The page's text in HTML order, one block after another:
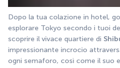
Dopo la tua colazione in hotel,
esplorare Tokyo secondo i tuoi
scoprire il vivace quartiere di
impressionante incrocio
ogni semaforo, così come il suo